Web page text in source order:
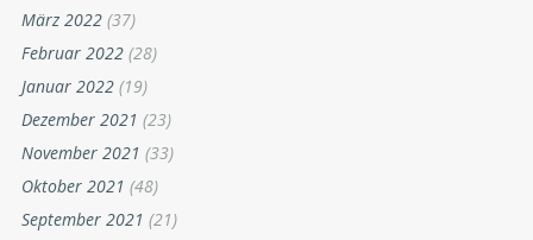
März 2022 (37)
Februar 2022 (28)
Januar 2022 (19)
Dezember 2021 (23)
November 2021 (33)
Oktober 2021 (48)
September 2021 (21)